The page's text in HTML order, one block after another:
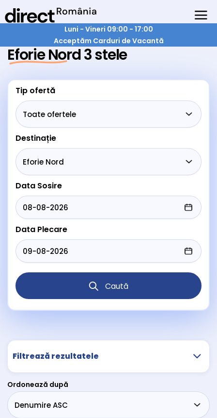
Luni - Vineri 09:00 - 17:00
Acceptăm Carduri de Vacantă
Eforie Nord 3 stele
Tip ofertă
Destinație
Data Sosire
Data Plecare
Caută
Filtrează rezultatele
Ordonează după